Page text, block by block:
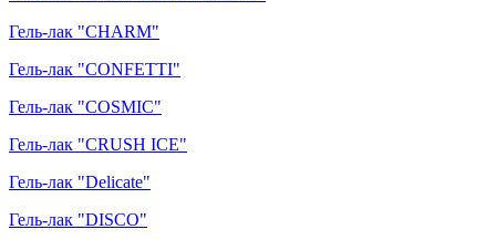
Гель-лак "CHARM"
Гель-лак "CONFETTI"
Гель-лак "COSMIC"
Гель-лак "CRUSH ICE"
Гель-лак "Delicate"
Гель-лак "DISCO"